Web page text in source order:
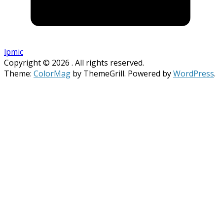
lpmic
Copyright © 2026 . All rights reserved.
Theme: ColorMag by ThemeGrill. Powered byWordPress.